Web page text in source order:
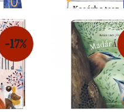
Kosárba tesz
-17%